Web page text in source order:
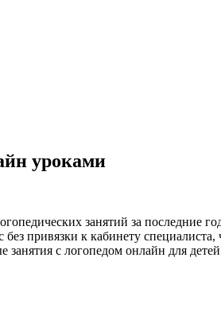
уроками
занятий за последние
привязки к кабинету
с логопедом онлайн для детей